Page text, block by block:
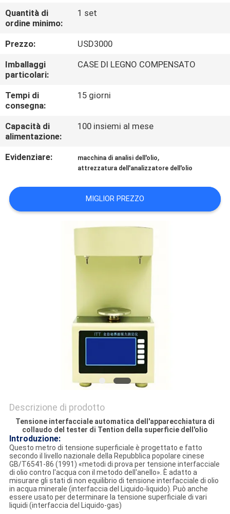
DELLA
FABBRICA
CONTATTICI
NOTIZIE
RICHIEDA
UNA
CITAZIONE
MAPPA
DEL
Quantità di
ordine minimo:
1 set
Prezzo:
USD3000
Imballaggi
particolari:
CASE DI LEGNO COMPENSATO
Tempi di
consegna:
15 giorni
Capacità di
alimentazione:
100 insiemi al mese
Evidenziare: macchina di analisi dell'olio,
attrezzatura dell'analizzatore dell'olio
MIGLIOR PREZZO
Descrizione di prodotto
Tensione interfacciale automatica dell'apparecchiatura di
collaudo del tester di Tention della superficie dell'olio
Introduzione:
Questo metro di tensione superficiale è progettato e fatto
secondo il livello nazionale della Repubblica popolare cinese
GB/T6541-86 (1991) «metodi di prova per tensione interfacciale
di olio contro l'acqua con il metodo dell'anello». È adatto a
misurare gli stati di non equilibrio di tensione interfacciale di olio
in acqua minerale (interfaccia del Liquido-liquido). Può anche
essere usato per determinare la tensione superficiale di vari
liquidi (interfaccia del Liquido-gas)